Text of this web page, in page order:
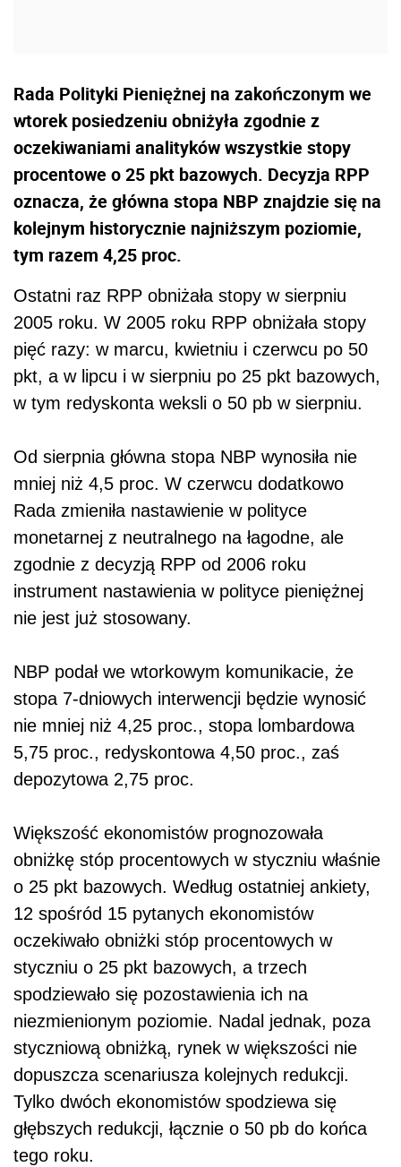
Rada Polityki Pieniężnej na zakończonym we
wtorek posiedzeniu obniżyła zgodnie z
oczekiwaniami analityków wszystkie stopy
procentowe o 25 pkt bazowych. Decyzja RPP
oznacza, że główna stopa NBP znajdzie się na
kolejnym historycznie najniższym poziomie,
tym razem 4,25 proc.
Ostatni raz RPP obniżała stopy w sierpniu
2005 roku. W 2005 roku RPP obniżała stopy
pięć razy: w marcu, kwietniu i czerwcu po 50
pkt, a w lipcu i w sierpniu po 25 pkt bazowych,
w tym redyskonta weksli o 50 pb w sierpniu.
Od sierpnia główna stopa NBP wynosiła nie
mniej niż 4,5 proc. W czerwcu dodatkowo
Rada zmieniła nastawienie w polityce
monetarnej z neutralnego na łagodne, ale
zgodnie z decyzją RPP od 2006 roku
instrument nastawienia w polityce pieniężnej
nie jest już stosowany.
NBP podał we wtorkowym komunikacie, że
stopa 7-dniowych interwencji będzie wynosić
nie mniej niż 4,25 proc., stopa lombardowa
5,75 proc., redyskontowa 4,50 proc., zaś
depozytowa 2,75 proc.
Większość ekonomistów prognozowała
obniżkę stóp procentowych w styczniu właśnie
o 25 pkt bazowych. Według ostatniej ankiety,
12 spośród 15 pytanych ekonomistów
oczekiwało obniżki stóp procentowych w
styczniu o 25 pkt bazowych, a trzech
spodziewało się pozostawienia ich na
niezmienionym poziomie. Nadal jednak, poza
styczniową obniżką, rynek w większości nie
dopuszcza scenariusza kolejnych redukcji.
Tylko dwóch ekonomistów spodziewa się
głębszych redukcji, łącznie o 50 pb do końca
tego roku.